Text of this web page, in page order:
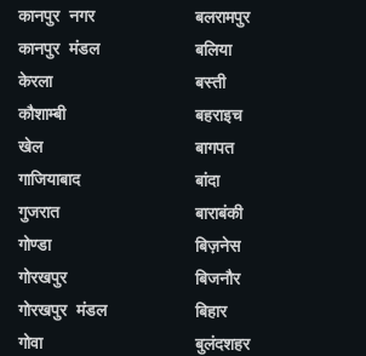
कानपुर नगर
कानपुर मंडल
केरला
कौशाम्बी
खेल
गाजियाबाद
गुजरात
गोण्डा
गोरखपुर
गोरखपुर मंडल
गोवा
बलरामपुर
बलिया
बस्ती
बहराइच
बागपत
बांदा
बाराबंकी
बिज़नेस
बिजनौर
बिहार
बुलंदशहर